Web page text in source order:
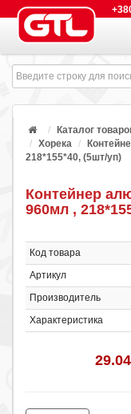
Каталог
Хорека
218*155*40, (5шт/уп)
Контейнер
960мл ,
Код товара
Артикул
Производитель
Характеристика
29.04